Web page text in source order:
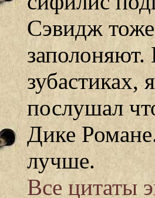
Сэвидж
заполоняют.
зубастиках,
послушал
Дике
лучше.
Все цитаты